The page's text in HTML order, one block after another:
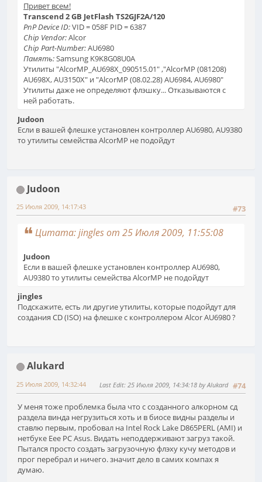
Привет всем!
Transcend 2 GB JetFlash TS2GJF2A/120
PnP Device ID:VID = 058F PID = 6387
Chip Vendor:Alcor
Chip Part-Number:AU6980
Память:Samsung K9K8G08U0A
Утилиты "AlcorMP_AU698X_090515.01" ,"AlcorMP (081208)
AU698X, AU3150X" и "AlcorMP (08.02.28) AU6984, AU6980"
Утилиты даже не определяют флэшку... Отказываются с
ней работать.
Judoon
Если в вашей флешке установлен контроллер AU6980, AU9380
то утилиты семейства AlcorMP не подойдут
Judoon
#73
25 Июля 2009, 14:17:43
Цитата: jingles от 25 Июля 2009, 11:55:08
Judoon
Если в вашей флешке установлен контроллер AU6980,
AU9380 то утилиты семейства AlcorMP не подойдут
jingles
Подскажите, есть ли другие утилиты, которые подойдут для
создания CD (ISO) на флешке с контроллером Alcor AU6980 ?
Alukard
#74
25 Июля 2009, 14:32:44 Last Edit: 25 Июля 2009, 14:34:18 by Alukard
У меня тоже проблемка была что с созданного алкорном сд
раздела винда негрузиться хоть и в биосе видны разделы и
ставлю первым, пробовал на Intel Rock Lake D865PERL (AMI) и
нетбуке Eee PC Asus. Видать неподдерживают загруз такой.
Пытался просто создать загрузочную флэху кучу методов и
прог перебрал и ничего. значит дело в самих компах я
думаю.